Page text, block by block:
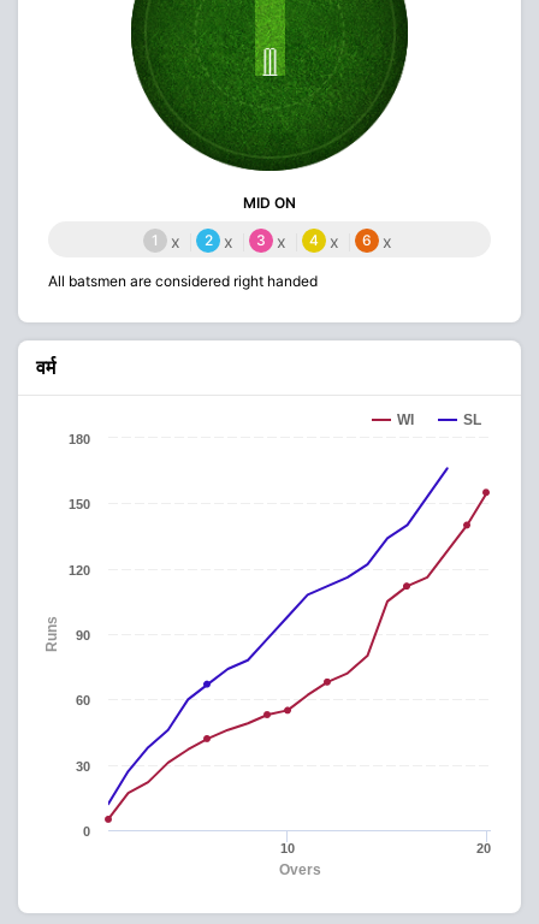
MID ON
1 x 2 x 3 x 4 x 6 x
All batsmen are considered right handed
वर्म
Overs
Runs
WI SL
10 20
0
30
60
90
120
150
180